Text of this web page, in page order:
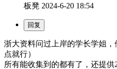
板凳 2024-6-20 18:54
浙大资料问过上岸的学长学姐
点就行）
所有能收集到的都有了，还提